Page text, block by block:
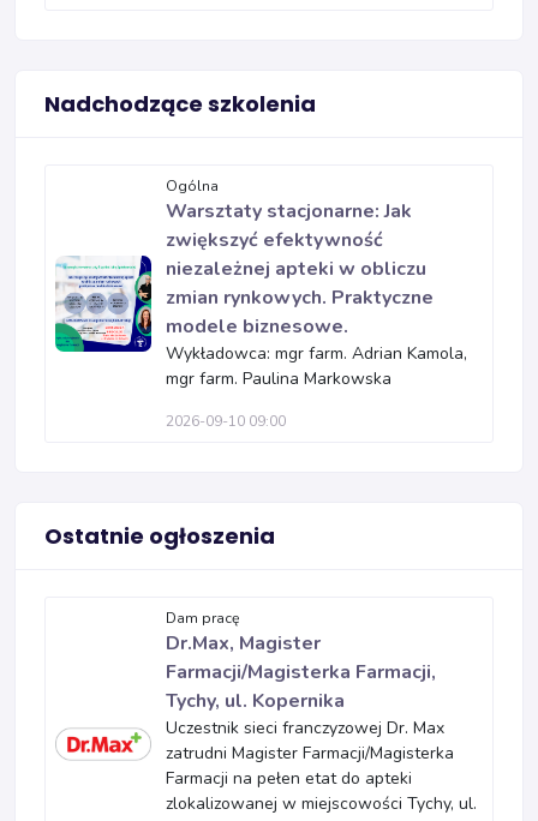
Nadchodzące szkolenia
Ogólna
Warsztaty stacjonarne: Jak
zwiększyć efektywność
niezależnej apteki w obliczu
zmian rynkowych. Praktyczne
modele biznesowe.
Wykładowca: mgr farm. Adrian Kamola,
mgr farm. Paulina Markowska
2026-09-10 09:00
Ostatnie ogłoszenia
Dam pracę
Dr.Max, Magister
Farmacji/Magisterka Farmacji,
Tychy, ul. Kopernika
Uczestnik sieci franczyzowej Dr. Max
zatrudni Magister Farmacji/Magisterka
Farmacji na pełen etat do apteki
zlokalizowanej w miejscowości Tychy, ul.